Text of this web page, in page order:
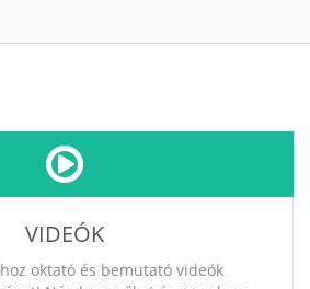
VIDEÓK
oktató és bemutató videók